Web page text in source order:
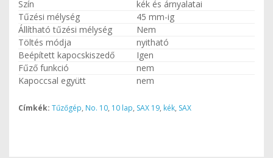
Szín
kék és árnyalatai
Tűzési mélység
45 mm-ig
Állítható tűzési mélység
Nem
Töltés módja
nyitható
Beépített kapocskiszedő
Igen
Fűző funkció
nem
Kapoccsal együtt
nem
Címkék: Tűzőgép, No. 10, 10 lap, SAX 19, kék, SAX